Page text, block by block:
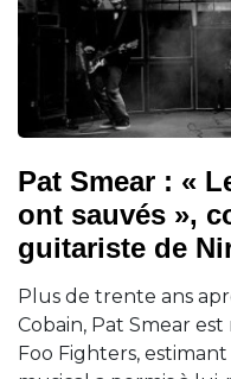
Pat Smear : «
ont sauvés »,
guitariste de
Plus de trente ans
Cobain, Pat Smear
Foo Fighters,